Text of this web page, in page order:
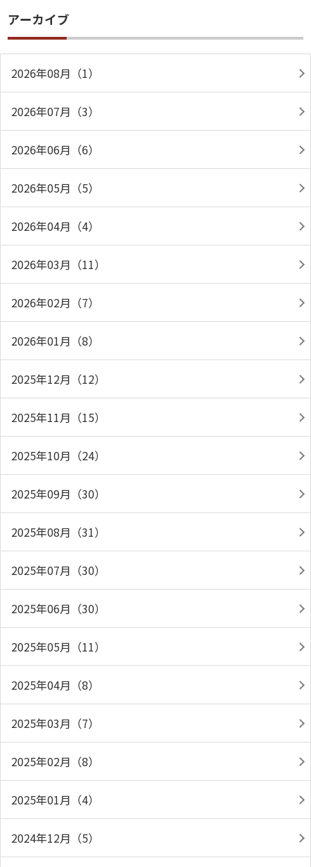
アーカイブ
2026年08月（1）
2026年07月（3）
2026年06月（6）
2026年05月（5）
2026年04月（4）
2026年03月（11）
2026年02月（7）
2026年01月（8）
2025年12月（12）
2025年11月（15）
2025年10月（24）
2025年09月（30）
2025年08月（31）
2025年07月（30）
2025年06月（30）
2025年05月（11）
2025年04月（8）
2025年03月（7）
2025年02月（8）
2025年01月（4）
2024年12月（5）